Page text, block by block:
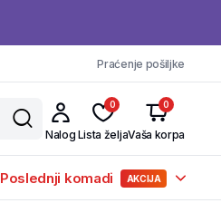
Praćenje pošiljke
Nalog
0
Lista želja
0
Vaša korpa
Poslednji komadi AKCIJA